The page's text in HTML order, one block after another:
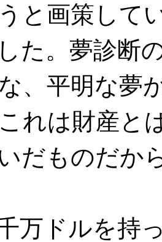
と画策して
た。夢診断
、平明な夢
れは財産と
だものだか
万ドルを持